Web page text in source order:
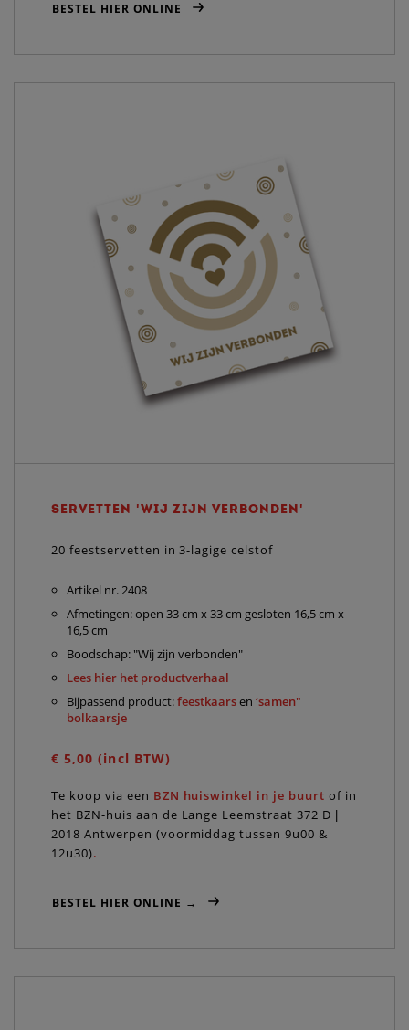
BESTEL HIER ONLINE
SERVETTEN 'WIJ ZIJN VERBONDEN'
20 feestservetten in 3-lagige celstof
Artikel nr. 2408
Afmetingen: open 33 cm x 33 cm gesloten 16,5 cm x
16,5 cm
Boodschap: "Wij zijn verbonden"
Lees hier het productverhaal
Bijpassend product:feestkaarsen ‘samen"
bolkaarsje
€ 5,00 (incl BTW)
Te koop via een BZN huiswinkel in je buurt of in
het BZN-huis aan de Lange Leemstraat 372 D |
2018 Antwerpen (voormiddag tussen 9u00 &
12u30).
BESTEL HIER ONLINE →